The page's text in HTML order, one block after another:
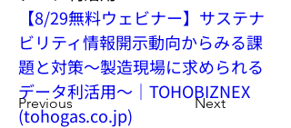
Previous Next
【8/29無料ウェビナー】サステナ
ビリティ情報開示動向からみる課
題と対策～製造現場に求められる
データ利活用～｜TOHOBIZNEX
(tohogas.co.jp)